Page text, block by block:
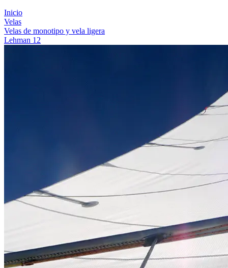
Inicio
Velas
Velas de monotipo y vela ligera
Lehman 12